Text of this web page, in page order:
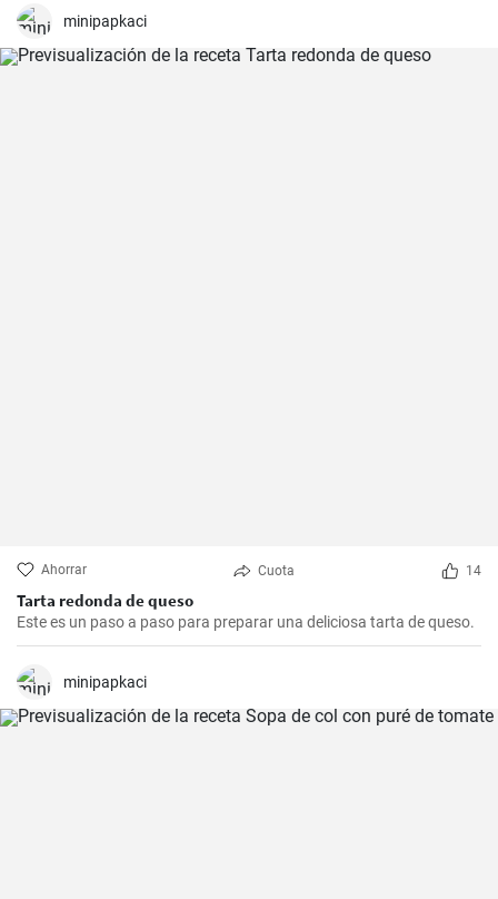
minipapkaci
Ahorrar Cuota 14
Tarta redonda de queso
Este es un paso a paso para preparar una deliciosa tarta de queso.
minipapkaci